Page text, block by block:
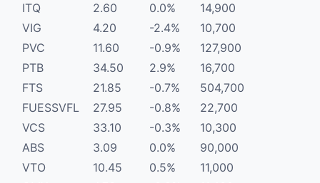
ITQ
2.60 0.0%
14,900
VIG
4.20 -2.4%
10,700
PVC
11.60 -0.9%
127,900
PTB
34.50 2.9%
16,700
FTS
21.85 -0.7%
504,700
FUESSVFL
27.95 -0.8%
22,700
VCS
33.10 -0.3%
10,300
ABS
3.09 0.0%
90,000
VTO
10.45 0.5%
11,000